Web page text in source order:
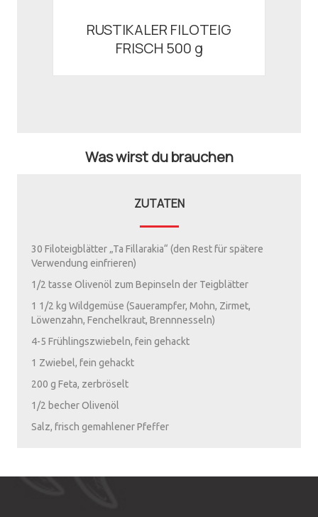
RUSTIKALER FILOTEIG
FRISCH 500 g
Was wirst du brauchen
ZUTATEN
30 Filoteigblätter „Ta Fillarakia“ (den Rest für spätere
Verwendung einfrieren)
1/2 tasse Olivenöl zum Bepinseln der Teigblätter
1 1/2 kg Wildgemüse (Sauerampfer, Mohn, Zirmet,
Löwenzahn, Fenchelkraut, Brennnesseln)
4-5 Frühlingszwiebeln, fein gehackt
1 Zwiebel, fein gehackt
200 g Feta, zerbröselt
1/2 becher Olivenöl
Salz, frisch gemahlener Pfeffer